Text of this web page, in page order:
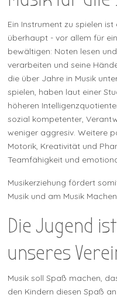
Ein Instrument zu spielen
überhaupt - vor allem für
bewältigen: Noten lesen
verarbeiten und seine
die über Jahre in Musik
spielen, haben laut einer
höheren
sozial kompetenter,
weniger aggresiv. Weitere
Motorik, Kreativität und
Teamfähigkeit und
Musikerziehung fördert
Musik und am Musik
Die Jugend
unseres
Musik soll Spaß machen,
den Kindern diesen Spaß